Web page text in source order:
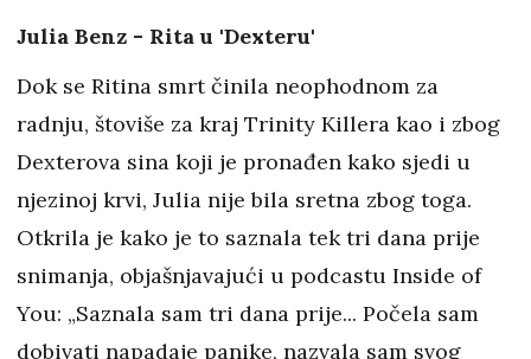
Julia Benz - Rita u 'Dexteru'
Dok se Ritina smrt činila neophodnom za
radnju, štoviše za kraj Trinity Killera kao i zbog
Dexterova sina koji je pronađen kako sjedi u
njezinoj krvi, Julia nije bila sretna zbog toga.
Otkrila je kako je to saznala tek tri dana prije
snimanja, objašnjavajući u podcastu Inside of
You: „Saznala sam tri dana prije... Počela sam
dobivati napadaje panike, nazvala sam svog